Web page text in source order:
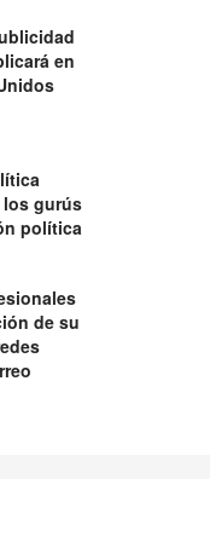
en
los gurús
política
de su